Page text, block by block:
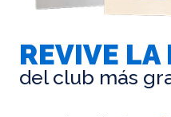
REVIVE
del club más